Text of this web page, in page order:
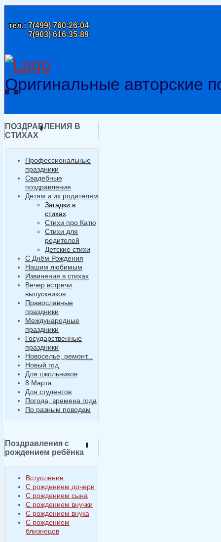
тел.:7(499) 760-26-04
7(903) 616-35-89
Оригинальные авторские
ПОЗДРАВЛЕНИЯ В
СТИХАХ
Профессиональные
праздники
Свадебные
поздравления
Детям и их родителям
Загадки в
стихах
Стихи про Катю
Стихи для
родителей
Детские стихи
С Днём Рождения
Нашим любимым
Извинения в стихах
Вечер встречи
выпускников
Православные
праздники
Международные
праздники
Государственные
праздники
Новоселье, ремонт...
Новый год
Для школьников
8 Марта
Для студентов
Погода, времена года
По разным поводам
Поздравления с
рождением ребёнка
Вступление
С рождением дочери
С рождением сына
С рождением внучки
С рождением внука
С рождением
близнецов